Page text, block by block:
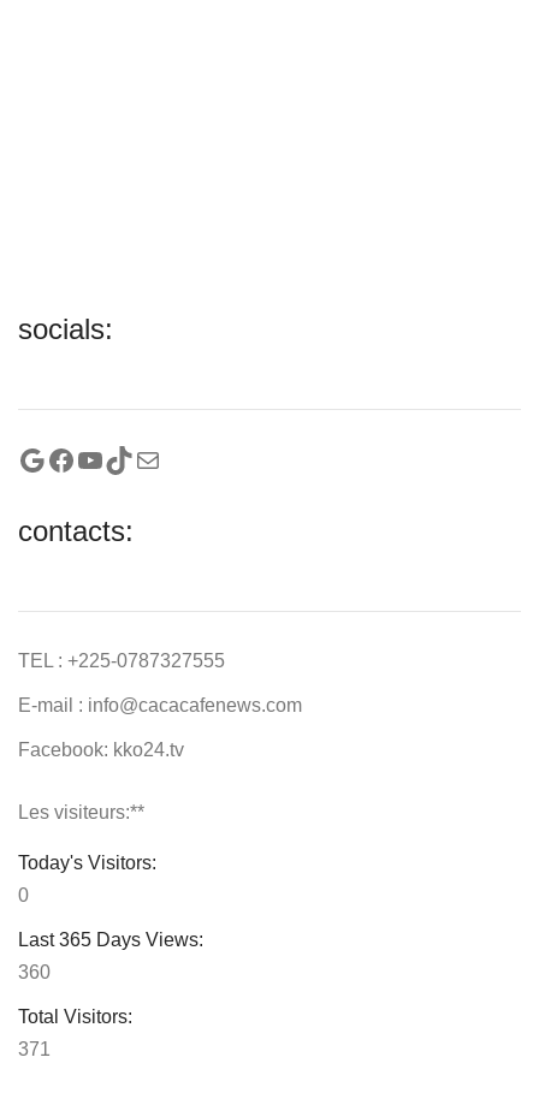
socials:
Google
Facebook
YouTube
TikTok
Mail
contacts:
TEL : +225-0787327555
E-mail : info@cacacafenews.com
Facebook: kko24.tv
Les visiteurs:**
Today's Visitors:
0
Last 365 Days Views:
360
Total Visitors:
371